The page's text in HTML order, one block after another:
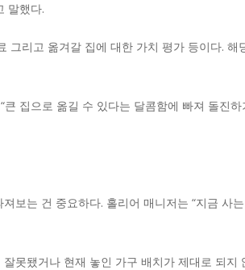
말했다.
리고 옮겨갈 집에 대한 가치 평가 등이다.
집으로 옮길 수 있다는 달콤함에 빠져 돌진
보는 건 중요하다. 홀리어 매니저는 “지금 사
못됐거나 현재 놓인 가구 배치가 제대로 되